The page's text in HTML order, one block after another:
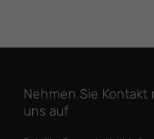
Nehmen Sie Kontakt
uns auf